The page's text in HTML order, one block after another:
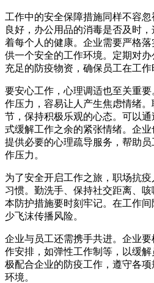
工作中的安全保障措施同样不容
良好，办公用品的消毒是否及时
着每个人的健康。企业需要严格
供一个安全的工作环境。定期对
充足的防疫物资，确保员工在工作
要安心工作，心理调适也至关重
作压力，容易让人产生焦虑情绪
节，保持积极乐观的心态。可以
式缓解工作之余的紧张情绪。企业
提供必要的心理疏导服务，帮助
作压力。
为了安全开启工作之旅，职场抗
习惯。勤洗手、保持社交距离、
本防护措施要时刻牢记。在工作
少飞沫传播风险。
企业与员工还需携手共进。企业
作安排，如弹性工作制等，以缓
极配合企业的防疫工作，遵守各
环境。